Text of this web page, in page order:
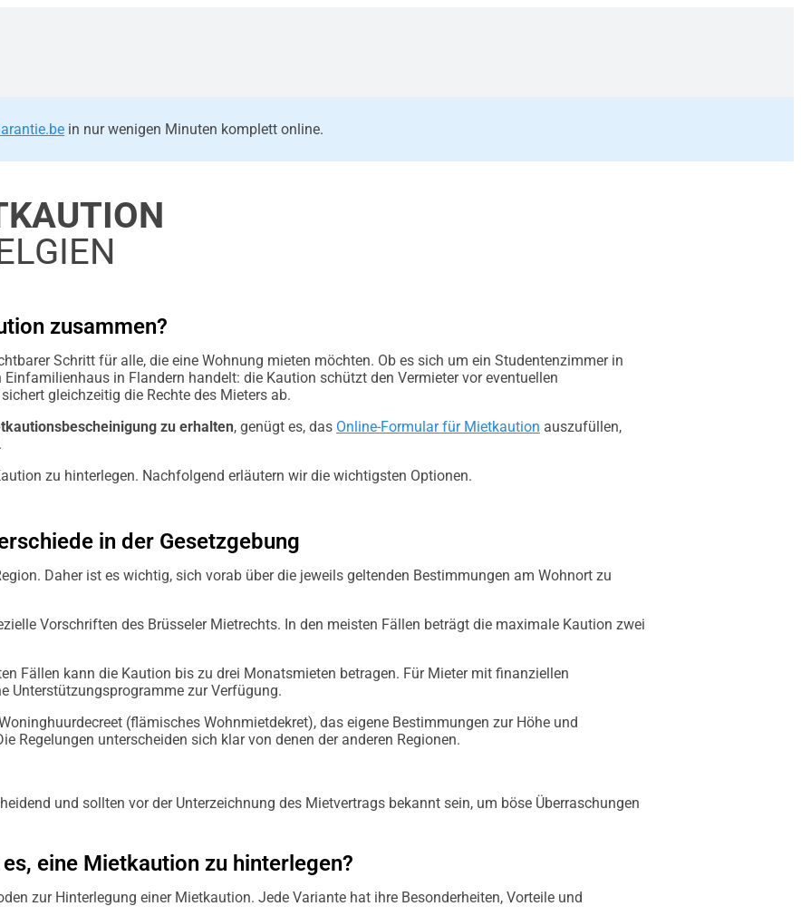
in nur wenigen Minuten komplett online.
zusammen?
Schritt für alle, die eine Wohnung mieten möchten. Ob es sich um ein Studentenzimmer in
in Flandern handelt: die Kaution schützt den Vermieter vor eventuellen
gleichzeitig die Rechte des Mieters ab.
zu erhalten, genügt es, das Online-Formular für Mietkaution auszufüllen,
zu hinterlegen. Nachfolgend erläutern wir die wichtigsten Optionen.
in der Gesetzgebung
Daher ist es wichtig, sich vorab über die jeweils geltenden Bestimmungen am Wohnort zu
Vorschriften des Brüsseler Mietrechts. In den meisten Fällen beträgt die maximale Kaution zwei
Fällen kann die Kaution bis zu drei Monatsmieten betragen. Für Mieter mit finanziellen
Unterstützungsprogramme zur Verfügung.
(flämisches Wohnmietdekret), das eigene Bestimmungen zur Höhe und
Regelungen unterscheiden sich klar von denen der anderen Regionen.
und sollten vor der Unterzeichnung des Mietvertrags bekannt sein, um böse Überraschungen
eine Mietkaution zu hinterlegen?
zur Hinterlegung einer Mietkaution. Jede Variante hat ihre Besonderheiten, Vorteile und